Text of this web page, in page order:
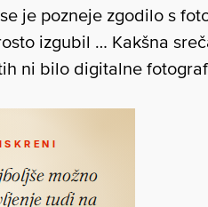
je pozneje zgodilo s
izgubil … Kakšna
ni bilo digitalne